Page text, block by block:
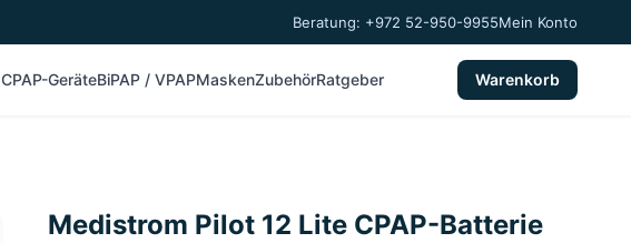
Beratung: +972 52-950-9955Mein Konto
CPAP-GeräteBiPAP / VPAPMaskenZubehörRatgeber Warenkorb
Medistrom Pilot 12 Lite CPAP-Batterie